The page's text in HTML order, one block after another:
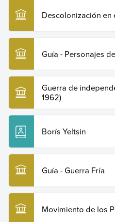
Descolonización en
Guía - Personajes
Guerra de
1962)
Borís Yeltsin
Guía - Guerra Fría
Movimiento de los